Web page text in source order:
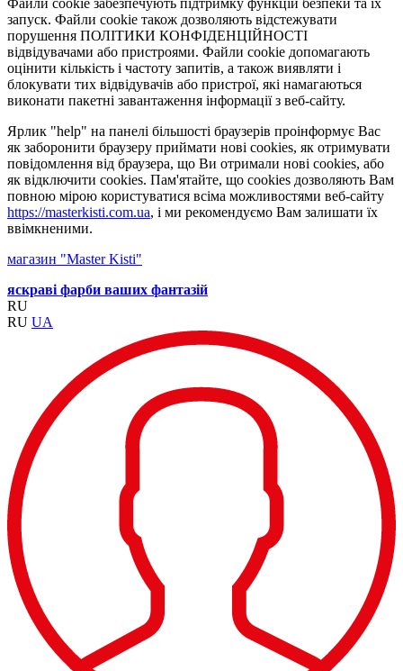
Файли cookie забезпечують підтримку функцій безпеки та їх
запуск. Файли cookie також дозволяють відстежувати
порушення ПОЛІТИКИ КОНФІДЕНЦІЙНОСТІ
відвідувачами або пристроями. Файли cookie допомагають
оцінити кількість і частоту запитів, а також виявляти і
блокувати тих відвідувачів або пристрої, які намагаються
виконати пакетні завантаження інформації з веб-сайту.
Ярлик "help" на панелі більшості браузерів проінформує Вас
як заборонити браузеру приймати нові cookies, як отримувати
повідомлення від браузера, що Ви отримали нові cookies, або
як відключити cookies. Пам'ятайте, що cookies дозволяють Вам
повною мірою користуватися всіма можливостями веб-сайту
https://masterkisti.com.ua, і ми рекомендуємо Вам залишати їх
ввімкненими.
магазин "Master Kisti"
яскраві фарби ваших фантазій
RU
RU UA